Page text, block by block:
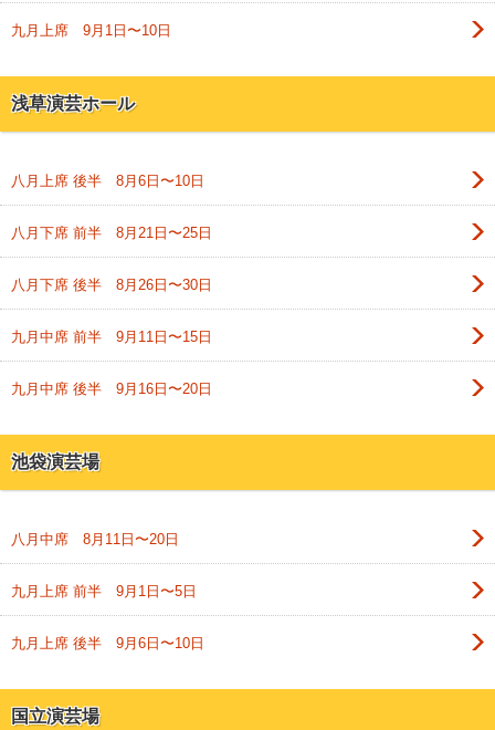
九月上席 9月1日〜10日
浅草演芸ホール
八月上席 後半 8月6日〜10日
八月下席 前半 8月21日〜25日
八月下席 後半 8月26日〜30日
九月中席 前半 9月11日〜15日
九月中席 後半 9月16日〜20日
池袋演芸場
八月中席 8月11日〜20日
九月上席 前半 9月1日〜5日
九月上席 後半 9月6日〜10日
国立演芸場